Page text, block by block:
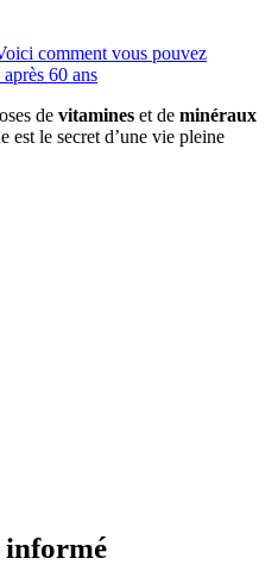
comment vous pouvez
60 ans
de vitamines et de minéraux
est le secret d’une vie pleine
informé